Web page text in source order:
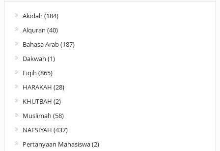
Akidah (184)
Alquran (40)
Bahasa Arab(187)
Dakwah (1)
Fiqih (865)
HARAKAH (28)
KHUTBAH (2)
Muslimah (58)
NAFSIYAH (437)
Pertanyaan Mahasiswa(2)